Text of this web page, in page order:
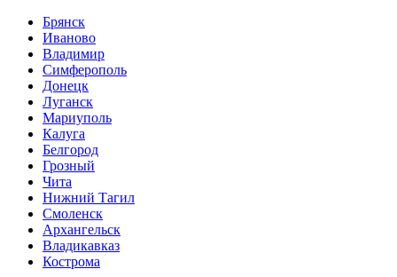
Брянск
Иваново
Владимир
Симферополь
Донецк
Луганск
Мариуполь
Калуга
Белгород
Грозный
Чита
Нижний Тагил
Смоленск
Архангельск
Владикавказ
Кострома